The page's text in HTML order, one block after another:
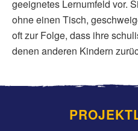
geeignetes Lernumfeld vor.
ohne einen Tisch,
oft zur Folge, dass ihre
denen anderen Kindern